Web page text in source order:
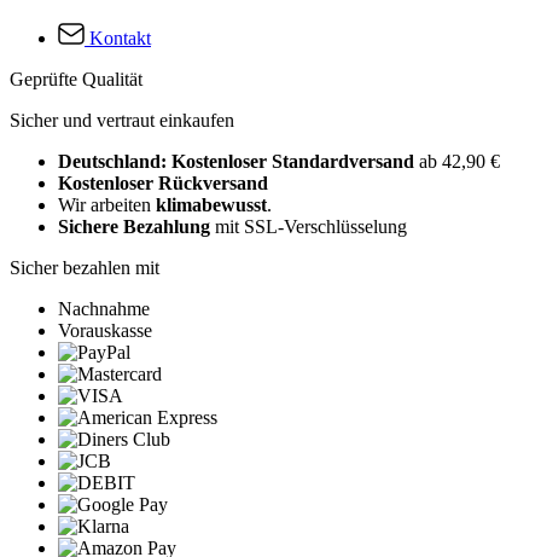
Kontakt
Geprüfte Qualität
Sicher und vertraut einkaufen
Deutschland: Kostenloser Standardversand ab 42,90 €
Kostenloser Rückversand
Wir arbeiten klimabewusst.
Sichere Bezahlung mit SSL-Verschlüsselung
Sicher bezahlen mit
Nachnahme
Vorauskasse